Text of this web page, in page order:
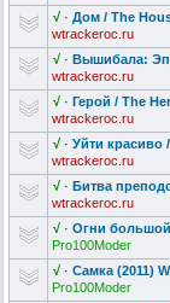
√ · Дом / The
wtrackeroc.ru
√ · Вышибала:
wtrackeroc.ru
√ · Герой / The
wtrackeroc.ru
√ · Уйти красиво
wtrackeroc.ru
√ · Битва
wtrackeroc.ru
√ · Огни большой
Pro100Moder
√ · Самка (2011)
Pro100Moder